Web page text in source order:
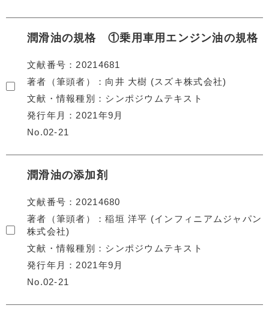
潤滑油の規格 ①乗用車用エンジン油の規格
文献番号
20214681
著者（筆頭者）
向井 大樹 (スズキ株式会社)
文献・情報種別
シンポジウムテキスト
発行年月
2021年9月
No.02-21
潤滑油の添加剤
文献番号
20214680
著者（筆頭者）
稲垣 洋平 (インフィニアムジャパン
株式会社)
文献・情報種別
シンポジウムテキスト
発行年月
2021年9月
No.02-21